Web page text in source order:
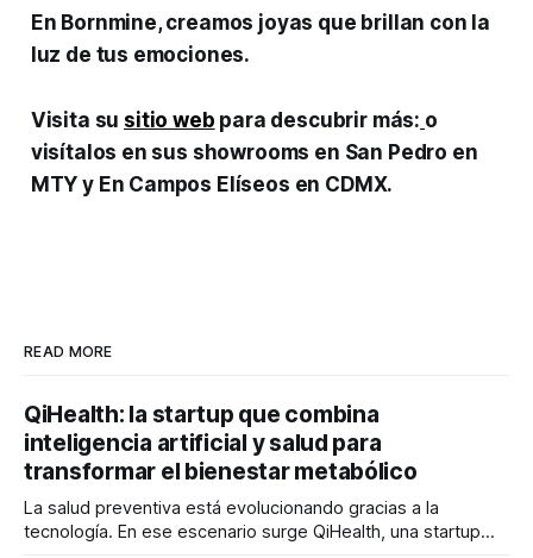
En Bornmine, creamos joyas que brillan con la
luz de tus emociones.
Visita su sitio web para descubrir más: o
visítalos en sus showrooms en San Pedro en
MTY y En Campos Elíseos en CDMX.
READ MORE
QiHealth: la startup que combina
inteligencia artificial y salud para
transformar el bienestar metabólico
La salud preventiva está evolucionando gracias a la
tecnología. En ese escenario surge QiHealth, una startup